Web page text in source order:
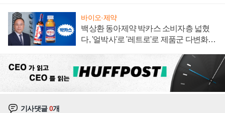
바이오·제약
백상환 동아제약 박카스 소비자층 넓혔
다, '얼박사'로 '레트로'로 제품군 다변화
기사댓글0개